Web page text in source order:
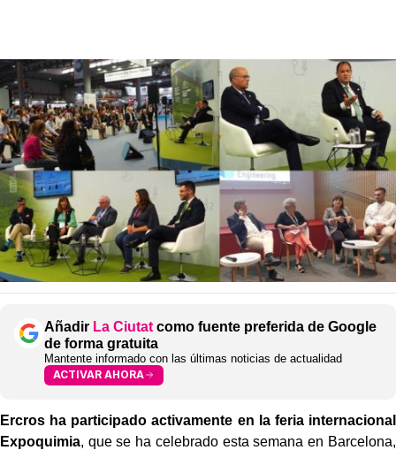
Añadir La Ciutat como fuente preferida de Google
de forma gratuita
Mantente informado con las últimas noticias de actualidad
ACTIVAR AHORA
Ercros ha participado activamente en la feria internacional
Expoquimia, que se ha celebrado esta semana en Barcelona,